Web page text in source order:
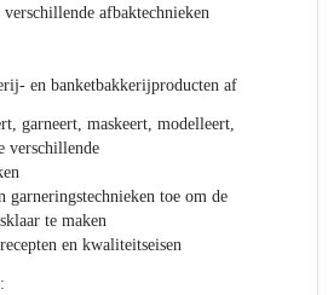
verschillende afbaktechnieken
en banketbakkerijproducten af
garneert, maskeert, modelleert,
verschillende
garneringstechnieken toe om de
te maken
en kwaliteitseisen